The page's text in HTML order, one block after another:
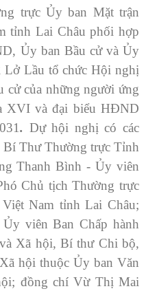
trực Ủy ban Mặt trận
tỉnh Lai Châu phối hợp
Ủy ban Bầu cử và Ủy
Lầu tổ chức Hội nghị
cử của những người ứng
XVI và đại biểu HĐND
. Dự hội nghị có các
Thư Thường trực Tỉnh
Thanh Bình - Ủy viên
Chủ tịch Thường trực
Nam tỉnh Lai Châu;
viên Ban Chấp hành
Xã hội, Bí thư Chi bộ,
hội thuộc Ủy ban Văn
đồng chí Vừ Thị Mai